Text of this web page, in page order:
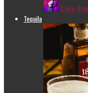
Livia
Tequila